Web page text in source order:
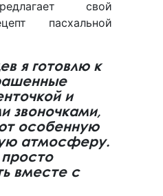
свой
пасхальной
я готовлю к
и
звоночками,
особенную
атмосферу.
вместе с